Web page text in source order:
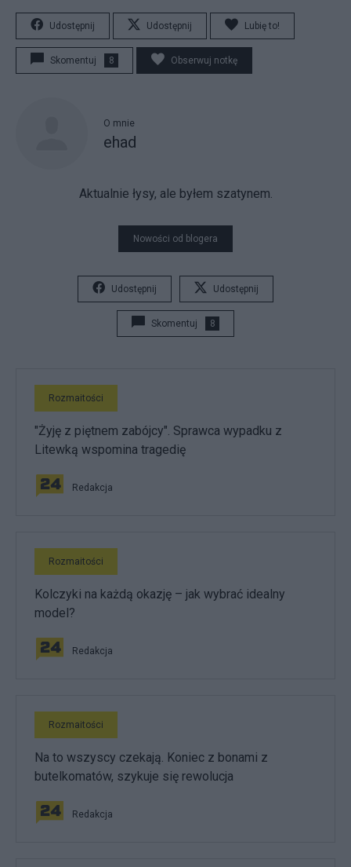
Udostępnij Udostępnij Lubię to!
Skomentuj 8 Obserwuj notkę
O mnie
ehad
Aktualnie łysy, ale byłem szatynem.
Nowości od blogera
Udostępnij Udostępnij
Skomentuj 8
Rozmaitości
"Żyję z piętnem zabójcy". Sprawca wypadku z
Litewką wspomina tragedię
Redakcja
Rozmaitości
Kolczyki na każdą okazję – jak wybrać idealny
model?
Redakcja
Rozmaitości
Na to wszyscy czekają. Koniec z bonami z
butelkomatów, szykuje się rewolucja
Redakcja